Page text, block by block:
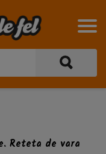
Reteta de vara